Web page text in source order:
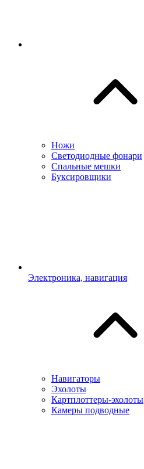
Ножи
Светодиодные фонари
Спальные мешки
Буксировщики
Электроника, навигация
Навигаторы
Эхолоты
Картплоттеры-эхолоты
Камеры подводные